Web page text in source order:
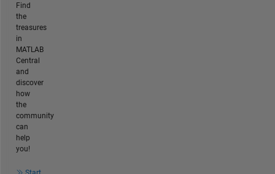
Find
the
treasures
in
MATLAB
Central
and
discover
how
the
community
can
help
you!